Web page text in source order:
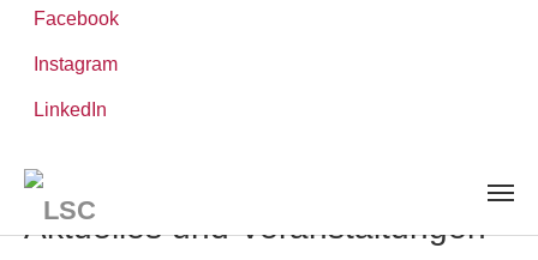
Facebook
Instagram
LinkedIn
Leibniz-WissenschaftsCampus
Aktuelles und Veranstaltungen